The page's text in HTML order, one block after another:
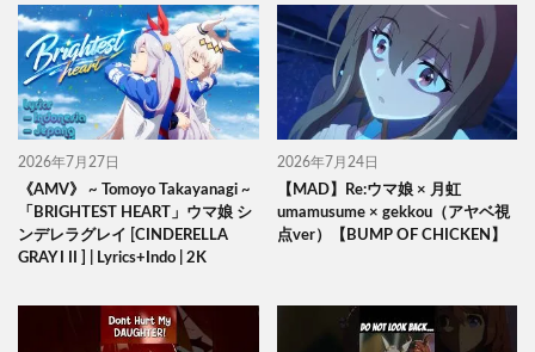
2026年7月27日
《AMV》 ~ Tomoyo Takayanagi ~
「BRIGHTEST HEART」ウマ娘 シ
ンデレラグレイ [CINDERELLA
GRAY I II ] | Lyrics+Indo | 2K
2026年7月24日
【MAD】Re:ウマ娘 × 月虹
umamusume × gekkou（アヤベ視
点ver）【BUMP OF CHICKEN】